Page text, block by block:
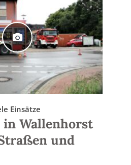
Einsätze
in Wallenhorst
und